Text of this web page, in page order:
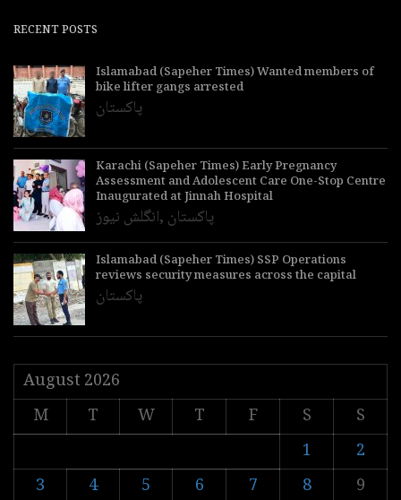
RECENT POSTS
Islamabad (Sapeher Times) Wanted members of
bike lifter gangs arrested
پاکستان
Karachi (Sapeher Times) Early Pregnancy
Assessment and Adolescent Care One-Stop Centre
Inaugurated at Jinnah Hospital
انگلش نیوز, پاکستان
Islamabad (Sapeher Times) SSP Operations
reviews security measures across the capital
پاکستان
August 2026
M
T W T F S
S
1
2
3
4 5 6 7 8 9